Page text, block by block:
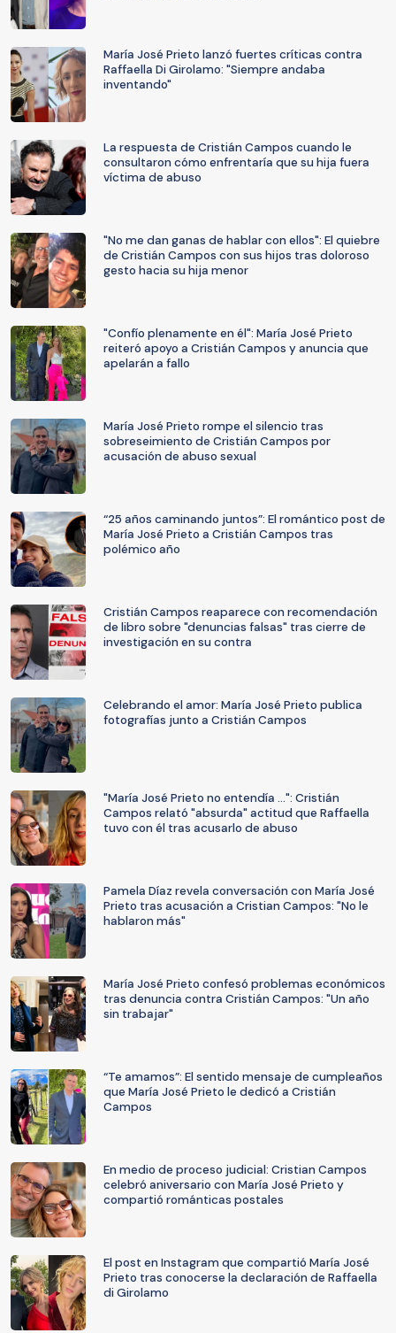
María José Prieto lanzó fuertes críticas contra
Raffaella Di Girolamo: "Siempre andaba
inventando"
La respuesta de Cristián Campos cuando le
consultaron cómo enfrentaría que su hija fuera
víctima de abuso
"No me dan ganas de hablar con ellos": El quiebre
de Cristián Campos con sus hijos tras doloroso
gesto hacia su hija menor
"Confío plenamente en él": María José Prieto
reiteró apoyo a Cristián Campos y anuncia que
apelarán a fallo
María José Prieto rompe el silencio tras
sobreseimiento de Cristián Campos por
acusación de abuso sexual
“25 años caminando juntos”: El romántico post de
María José Prieto a Cristián Campos tras
polémico año
Cristián Campos reaparece con recomendación
de libro sobre "denuncias falsas" tras cierre de
investigación en su contra
Celebrando el amor: María José Prieto publica
fotografías junto a Cristián Campos
"María José Prieto no entendía ...": Cristián
Campos relató "absurda" actitud que Raffaella
tuvo con él tras acusarlo de abuso
Pamela Díaz revela conversación con María José
Prieto tras acusación a Cristian Campos: "No le
hablaron más"
María José Prieto confesó problemas económicos
tras denuncia contra Cristián Campos: "Un año
sin trabajar"
“Te amamos”: El sentido mensaje de cumpleaños
que María José Prieto le dedicó a Cristián
Campos
En medio de proceso judicial: Cristian Campos
celebró aniversario con María José Prieto y
compartió románticas postales
El post en Instagram que compartió María José
Prieto tras conocerse la declaración de Raffaella
di Girolamo